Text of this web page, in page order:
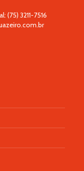
(75) 3211-7516